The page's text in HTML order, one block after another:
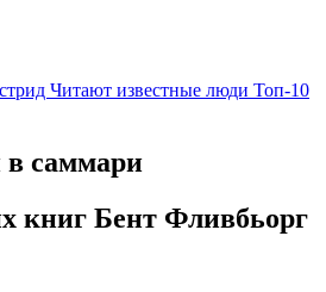
Читают известные люди Топ-10
саммари
книг Бент Фливбьорг